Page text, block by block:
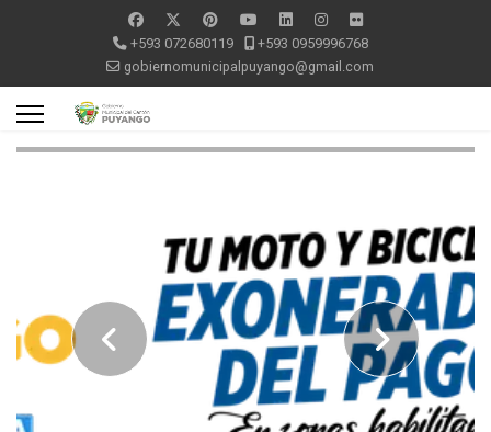
+593 072680119
+593 0959996768
gobiernomunicipalpuyango@gmail.com